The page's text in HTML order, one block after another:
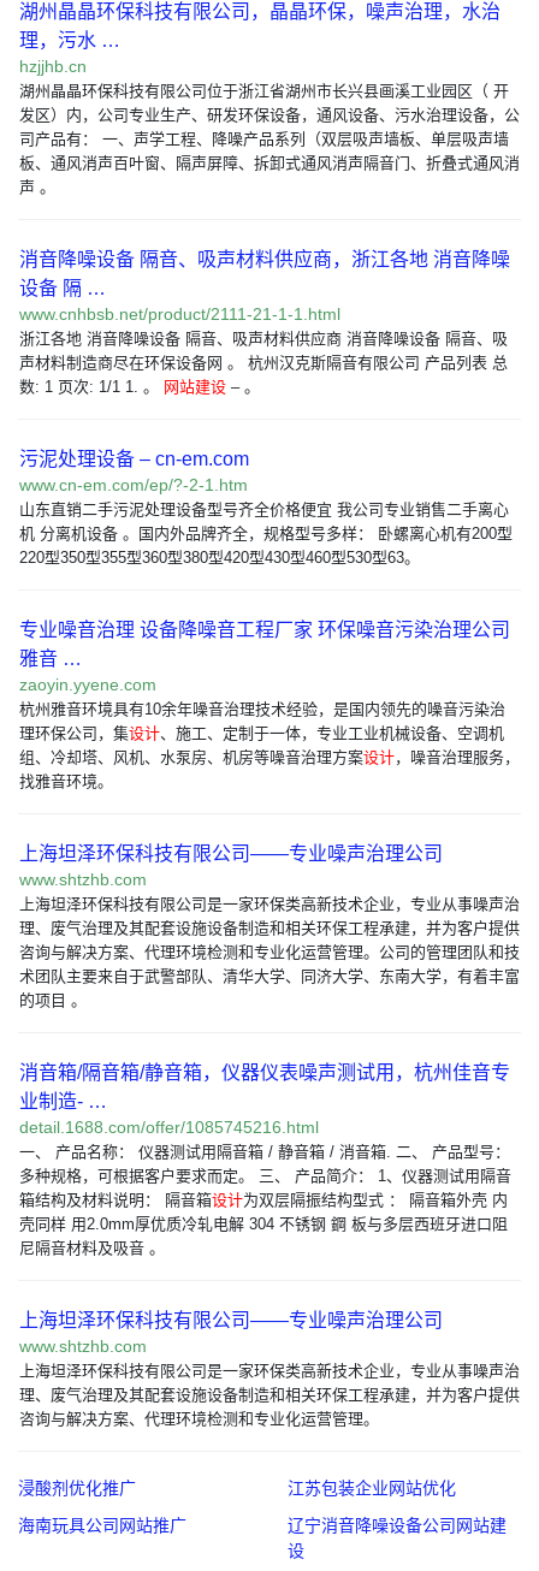
湖州晶晶环保科技有限公司，晶晶环保，噪声治理，水治
理，污水 …
hzjjhb.cn
湖州晶晶环保科技有限公司位于浙江省湖州市长兴县画溪工业园区（ 开
发区）内，公司专业生产、研发环保设备，通风设备、污水治理设备，公
司产品有： 一、声学工程、降噪产品系列（双层吸声墙板、单层吸声墙
板、通风消声百叶窗、隔声屏障、拆卸式通风消声隔音门、折叠式通风消
声 。
消音降噪设备 隔音、吸声材料供应商，浙江各地 消音降噪
设备 隔 …
www.cnhbsb.net/product/2111-21-1-1.html
浙江各地 消音降噪设备 隔音、吸声材料供应商 消音降噪设备 隔音、吸
声材料制造商尽在环保设备网 。 杭州汉克斯隔音有限公司 产品列表 总
数: 1 页次: 1/1 1. 。
网站建设 – 。
污泥处理设备 – cn-em.com
www.cn-em.com/ep/?-2-1.htm
山东直销二手污泥处理设备型号齐全价格便宜 我公司专业销售二手离心
机 分离机设备 。国内外品牌齐全，规格型号多样： 卧螺离心机有200型
220型350型355型360型380型420型430型460型530型63。
专业噪音治理 设备降噪音工程厂家 环保噪音污染治理公司
雅音 …
zaoyin.yyene.com
杭州雅音环境具有10余年噪音治理技术经验，是国内领先的噪音污染治
理环保公司，集设计、施工、定制于一体，专业工业机械设备、空调机
组、冷却塔、风机、水泵房、机房等噪音治理方案设计，噪音治理服务，
找雅音环境。
上海坦泽环保科技有限公司——专业噪声治理公司
www.shtzhb.com
上海坦泽环保科技有限公司是一家环保类高新技术企业，专业从事噪声治
理、废气治理及其配套设施设备制造和相关环保工程承建，并为客户提供
咨询与解决方案、代理环境检测和专业化运营管理。公司的管理团队和技
术团队主要来自于武警部队、清华大学、同济大学、东南大学，有着丰富
的项目 。
消音箱/隔音箱/静音箱，仪器仪表噪声测试用，杭州佳音专
业制造- …
detail.1688.com/offer/1085745216.html
一、 产品名称： 仪器测试用隔音箱 / 静音箱 / 消音箱. 二、 产品型号：
多种规格，可根据客户要求而定。 三、 产品简介： 1、仪器测试用隔音
箱结构及材料说明： 隔音箱设计为双层隔振结构型式 ： 隔音箱外壳 内
壳同样 用2.0mm厚优质冷轧电解 304 不锈钢 鋼 板与多层西班牙进口阻
尼隔音材料及吸音 。
上海坦泽环保科技有限公司——专业噪声治理公司
www.shtzhb.com
上海坦泽环保科技有限公司是一家环保类高新技术企业，专业从事噪声治
理、废气治理及其配套设施设备制造和相关环保工程承建，并为客户提供
咨询与解决方案、代理环境检测和专业化运营管理。
浸酸剂优化推广
江苏包装企业网站优化
海南玩具公司网站推广
辽宁消音降噪设备公司网站建
设